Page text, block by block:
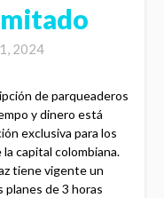
2024
de parqueaderos
y dinero está
exclusiva para los
capital colombiana.
tiene vigente un
de 3 horas